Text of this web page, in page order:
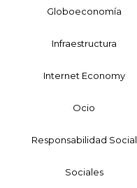
Globoeconomía
Infraestructura
Internet Economy
Ocio
Responsabilidad Social
Sociales